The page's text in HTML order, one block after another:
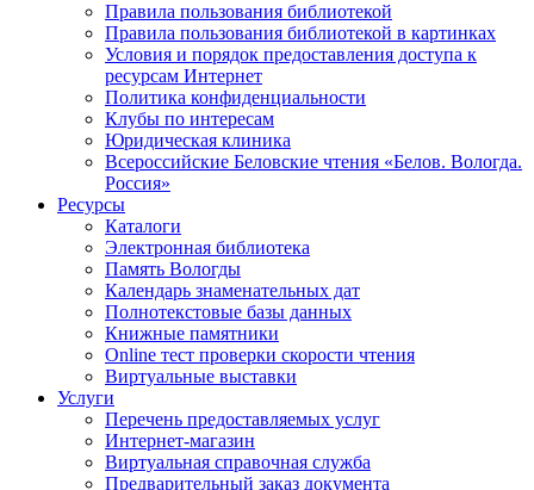
Правила пользования библиотекой
Правила пользования библиотекой в картинках
Условия и порядок предоставления доступа к
ресурсам Интернет
Политика конфиденциальности
Клубы по интересам
Юридическая клиника
Всероссийские Беловские чтения «Белов. Вологда.
Россия»
Ресурсы
Каталоги
Электронная библиотека
Память Вологды
Календарь знаменательных дат
Полнотекстовые базы данных
Книжные памятники
Online тест проверки скорости чтения
Виртуальные выставки
Услуги
Перечень предоставляемых услуг
Интернет-магазин
Виртуальная справочная служба
Предварительный заказ документа